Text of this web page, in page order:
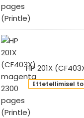
HP 201X
Ettetellimisel